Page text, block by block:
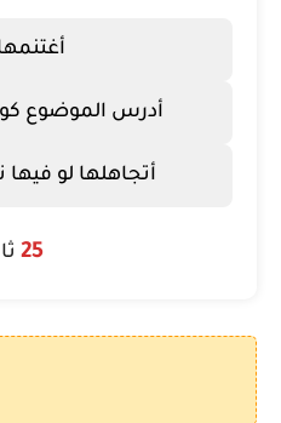
أدرس الموضوع
أتجاهلها لو
25